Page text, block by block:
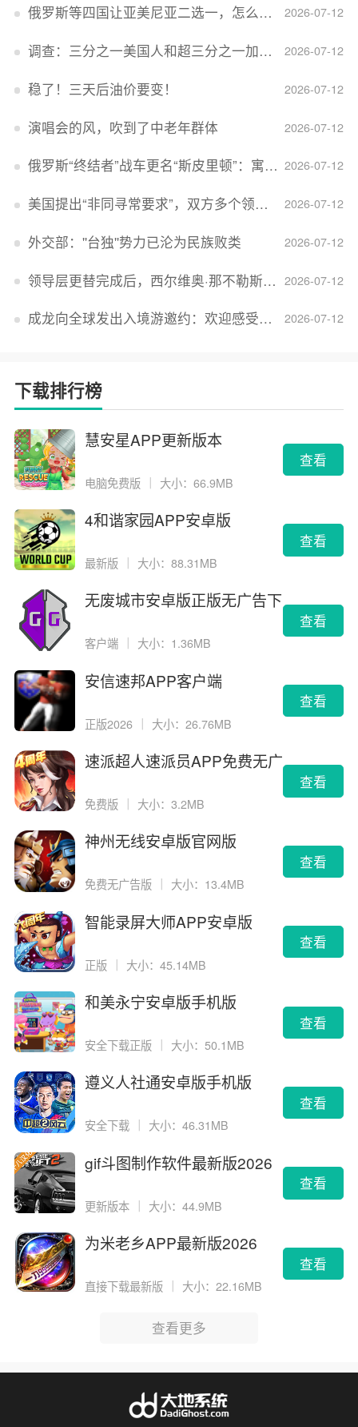
2026-07-12
俄罗斯等四国让亚美尼亚二选一，怎么回事？
2026-07-12
调查：三分之一美国人和超三分之一加拿大人感到经济压力
2026-07-12
稳了！三天后油价要变！
2026-07-12
演唱会的风，吹到了中老年群体
2026-07-12
俄罗斯“终结者”战车更名“斯皮里顿”：寓意强大可靠，彰显俄精神力量
2026-07-12
美国提出“非同寻常要求”，双方多个领域分歧依旧，印美贸易谈判进入“关键阶段”
2026-07-12
外交部：''台独''势力已沦为民族败类
2026-07-12
领导层更替完成后，西尔维奥·那不勒斯出任Lucid首席执行官
2026-07-12
成龙向全球发出入境游邀约：欢迎感受无滤镜的真实中国
下载排行榜
慧安星APP更新版本
电脑免费版 ｜ 大小：66.9MB
查看
4和谐家园APP安卓版
最新版 大小：88.31MB
查看
无废城市安卓版正版无广告下
客户端 大小：1.36MB
查看
安信速邦APP客户端
正版2026 ｜ 大小：26.76MB
查看
速派超人速派员APP免费无广
免费版 大小：3.2MB
查看
神州无线安卓版官网版
免费无广告版 大小：13.4MB
查看
智能录屏大师APP安卓版
正版 ｜ 大小：45.14MB
查看
和美永宁安卓版手机版
安全下载正版 大小：50.1MB
查看
遵义人社通安卓版手机版
安全下载 大小：46.31MB
查看
gif斗图制作软件最新版2026
更新版本 ｜ 大小：44.9MB
查看
为米老乡APP最新版2026
直接下载最新版 大小：22.16MB
查看
查看更多